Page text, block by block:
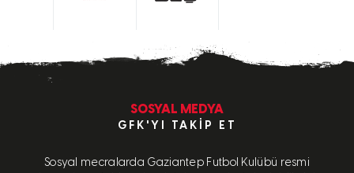
SOSYAL MEDYA
GFK'YI TAKIP ET
Sosyal mecralarda Gaziantep Futbol Kulübü resmi